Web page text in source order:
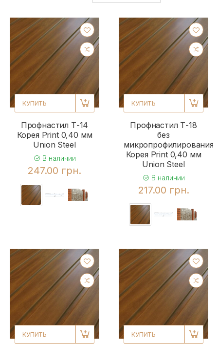
КУПИТЬ
Профнастил Т-14
Корея Print 0,40 мм
Union Steel
В наличии
247.00 грн.
КУПИТЬ
Профнастил Т-18
без
микропрофилирования
Корея Print 0,40 мм
Union Steel
В наличии
217.00 грн.
КУПИТЬ КУПИТЬ